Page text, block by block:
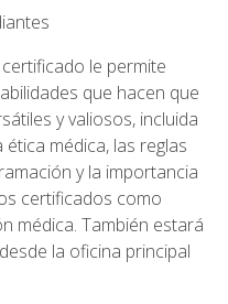
le permite
que hacen que
y valiosos, incluida
ética médica, las reglas
y la importancia
certificados como
médica. También estará
la oficina principal